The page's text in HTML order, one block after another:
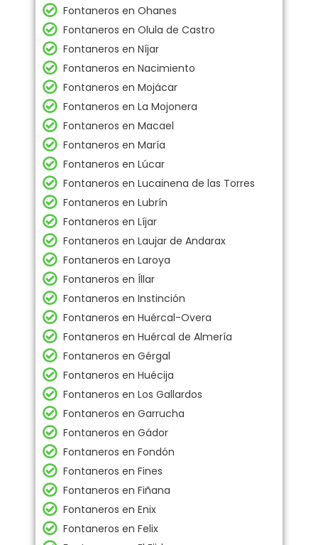
Fontaneros en Ohanes
Fontaneros en Olula de Castro
Fontaneros en Níjar
Fontaneros en Nacimiento
Fontaneros en Mojácar
Fontaneros en La Mojonera
Fontaneros en Macael
Fontaneros en María
Fontaneros en Lúcar
Fontaneros en Lucainena de las Torres
Fontaneros en Lubrín
Fontaneros en Líjar
Fontaneros en Laujar de Andarax
Fontaneros en Laroya
Fontaneros en Íllar
Fontaneros en Instinción
Fontaneros en Huércal-Overa
Fontaneros en Huércal de Almería
Fontaneros en Gérgal
Fontaneros en Huécija
Fontaneros en Los Gallardos
Fontaneros en Garrucha
Fontaneros en Gádor
Fontaneros en Fondón
Fontaneros en Fines
Fontaneros en Fiñana
Fontaneros en Enix
Fontaneros en Felix